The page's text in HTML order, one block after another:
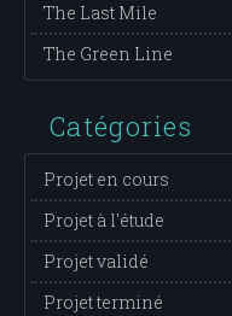
The Last Mile
The Green Line
Catégories
Projet en cours
Projet à l'étude
Projet validé
Projet terminé